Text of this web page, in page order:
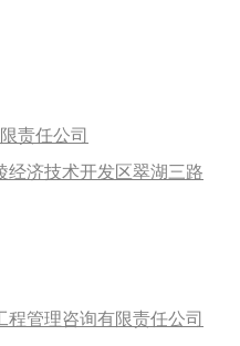
责任公司
经济技术开发区翠湖三路
程管理咨询有限责任公司